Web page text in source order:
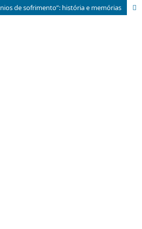
de sofrimento”: história e memórias